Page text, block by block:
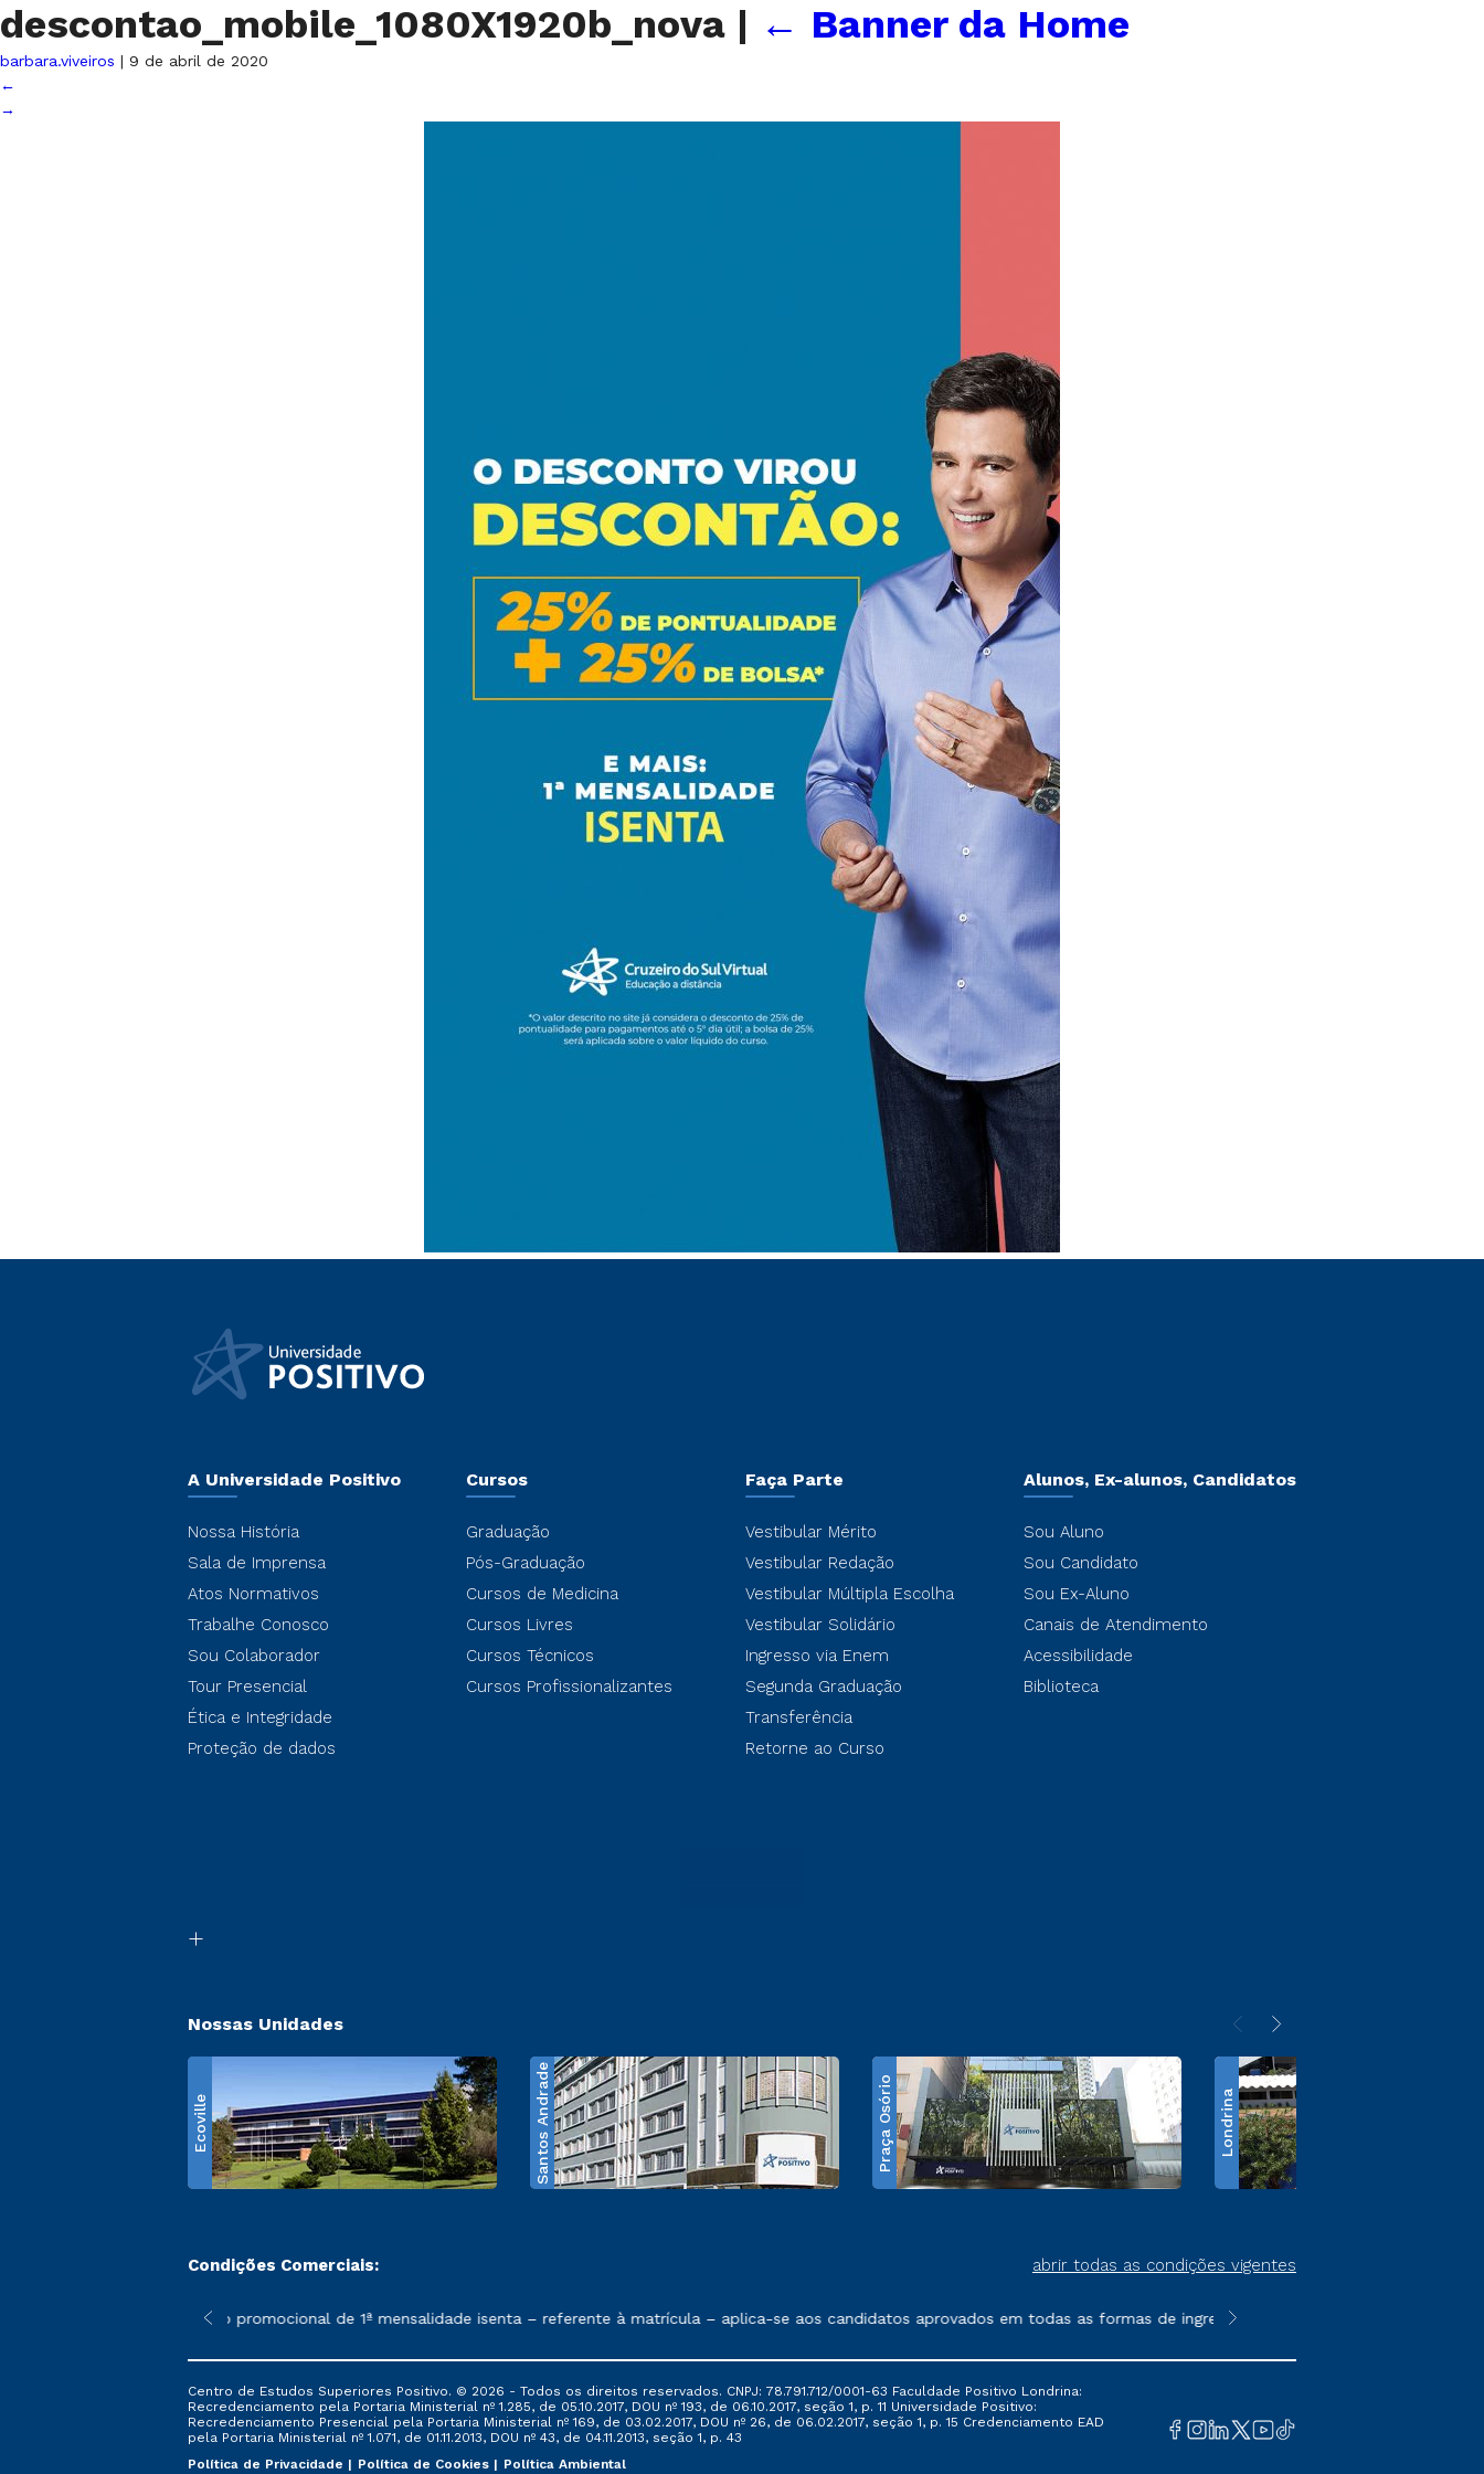
descontao_mobile_1080X1920b_nova | ← Banner da Home
barbara.viveiros | 9 de abril de 2020
←
→
A Universidade Positivo
Nossa História
Sala de Imprensa
Atos Normativos
Trabalhe Conosco
Sou Colaborador
Tour Presencial
Ética e Integridade
Proteção de dados
Cursos
Graduação
Pós-Graduação
Cursos de Medicina
Cursos Livres
Cursos Técnicos
Cursos Profissionalizantes
Faça Parte
Vestibular Mérito
Vestibular Redação
Vestibular Múltipla Escolha
Vestibular Solidário
Ingresso via Enem
Segunda Graduação
Transferência
Retorne ao Curso
Alunos, Ex-alunos, Candidatos
Sou Aluno
Sou Candidato
Sou Ex-Aluno
Canais de Atendimento
Acessibilidade
Biblioteca
Nossas Unidades
Ecoville Santos Andrade Praça Osório Londrina
Condições Comerciais: abrir todas as condições vigentes
sofrer alterações nos períodos de rematrícula conforme exposto no contrato de prestação de serviços
*A condição promocional de 1ª mensalidade isenta – referente à matrícula – aplica-se aos candidatos aprovados em todas as formas de ingresso, exceto na prova on-line ou
**Semipresencial é um formato do
Centro de Estudos Superiores Positivo. © 2026 - Todos os direitos reservados. CNPJ: 78.791.712/0001-63 Faculdade Positivo Londrina:
Recredenciamento pela Portaria Ministerial nº 1.285, de 05.10.2017, DOU nº 193, de 06.10.2017, seção 1, p. 11 Universidade Positivo:
Recredenciamento Presencial ​pela Portaria Ministerial nº 169, de 03.02.2017, DOU nº 26, de 06.02.2017, seção 1, p. 15 Credenciamento EAD
pela Portaria Ministerial nº 1.071, de 01.11.2013, DOU nº 43, de 04.11.2013, seção 1, p. 43
Política de Privacidade
Política de Cookies Política Ambiental